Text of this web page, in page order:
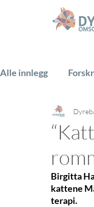
Alle innlegg
Hund
Birgitta
kattene
terapi.